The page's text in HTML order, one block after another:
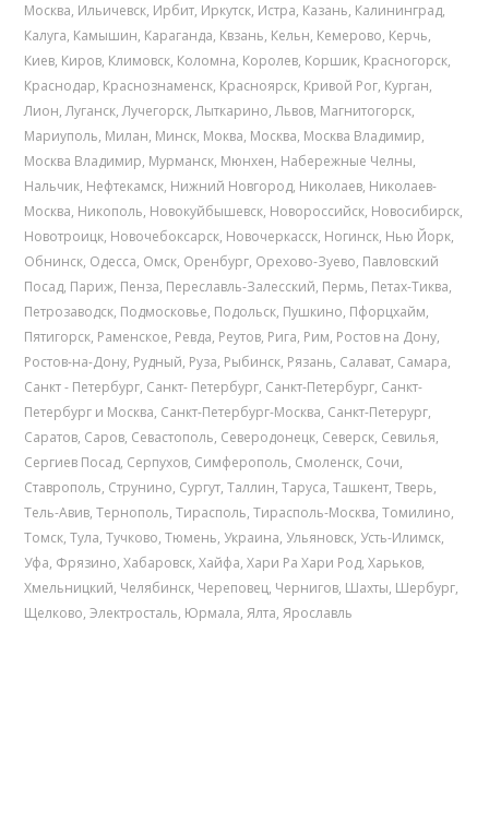
Москва, Ильичевск, Ирбит, Иркутск, Истра, Казань, Калининград,
Калуга, Камышин, Караганда, Квзань, Кельн, Кемерово, Керчь,
Киев, Киров, Климовск, Коломна, Королев, Коршик, Красногорск,
Краснодар, Краснознаменск, Красноярск, Кривой Рог, Курган,
Лион,Луганск,Лучегорск,Лыткарино,Львов, Магнитогорск,
Мариуполь, Милан, Минск, Моква, Москва, Москва Владимир,
Москва Владимир, Мурманск, Мюнхен, Набережные Челны,
Нальчик, Нефтекамск, Нижний Новгород, Николаев, Николаев-
Москва, Никополь, Новокуйбышевск, Новороссийск, Новосибирск,
Новотроицк, Новочебоксарск, Новочеркасск, Ногинск, Нью Йорк,
Обнинск, Одесса, Омск, Оренбург, Орехово-Зуево, Павловский
Посад, Париж, Пенза, Переславль-Залесский, Пермь, Петах-Тиква,
Петрозаводск, Подмосковье, Подольск, Пушкино, Пфорцхайм,
Пятигорск, Раменское, Ревда, Реутов, Рига, Рим, Ростов на Дону,
Ростов-на-Дону, Рудный, Руза, Рыбинск, Рязань, Салават, Самара,
Санкт - Петербург, Санкт- Петербург, Санкт-Петербург, Санкт-
Петербург и Москва, Санкт-Петербург-Москва, Санкт-Петерург,
Саратов, Саров, Севастополь, Северодонецк, Северск, Севилья,
Сергиев Посад, Серпухов, Симферополь, Смоленск, Сочи,
Ставрополь, Струнино, Сургут,Таллин,Таруса,Ташкент,Тверь,
Тель-Авив,Тернополь,Тирасполь,Тирасполь-Москва,Томилино,
Томск,Тула,Тучково,Тюмень, Украина, Ульяновск, Усть-Илимск,
Уфа, Фрязино,Хабаровск,Хайфа,Хари Ра Хари Род,Харьков,
Хмельницкий, Челябинск, Череповец, Чернигов, Шахты, Шербург,
Щелково,Электросталь, Юрмала,Ялта,Ярославль